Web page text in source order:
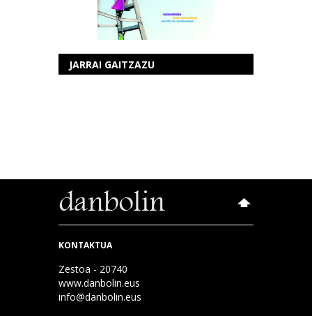
JARRAI GAITZAZU
KONTAKTUA
Zestoa - 20740
www.danbolin.eus
info@danbolin.eus